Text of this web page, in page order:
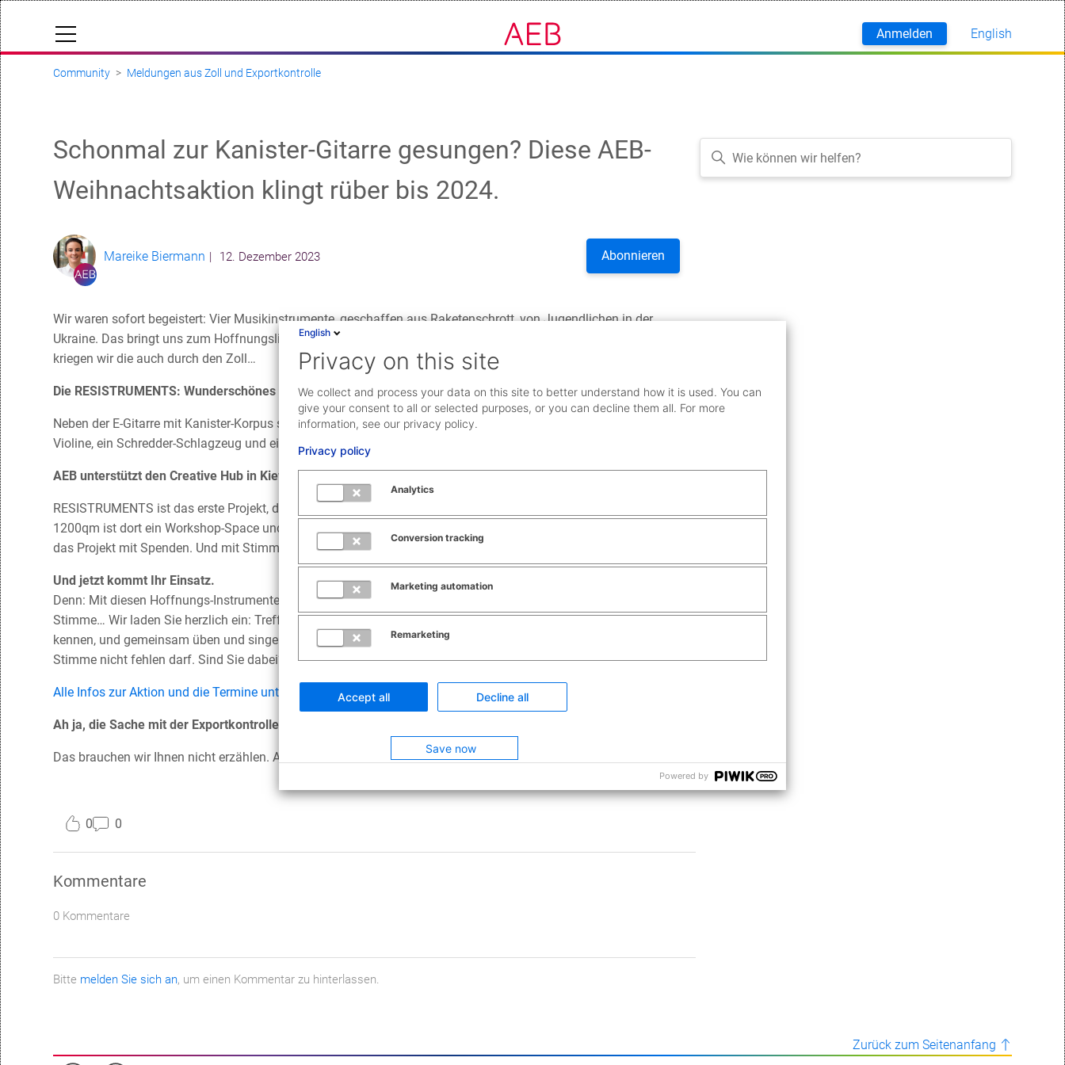
Anmelden
Deutsch
English
Cloud Status
Help Center
Dokumentation & Downloads
API-Dokumentation
Anfrage einreichen
aeb.com
Community Meldungen aus Zoll und Exportkontrolle
Schonmal zur Kanister-Gitarre gesungen? Diese AEB-
Weihnachtsaktion klingt rüber bis 2024.
Mareike Biermann 12. Dezember 2023
2 Personen folgen
Wir waren sofort begeistert: Vier Musikinstrumente, geschaffen aus Raketenschrott, von Jugendlichen in der
Ukraine. Das bringt uns zum Hoffnungslieder-Singen – und wir laden Sie gleich dazu ein. Und hoffentlich
kriegen wir die auch durch den Zoll…
Die RESISTRUMENTS: Wunderschönes aus Waffenschrott.
Neben der E-Gitarre mit Kanister-Korpus sind bei dem ARTHELPS-Projekt im Oktober 2023 noch eine Stahl-
Violine, ein Schredder-Schlagzeug und ein Raketen-Cello entstanden.
AEB unterstützt den Creative Hub in Kiew.
RESISTRUMENTS ist das erste Projekt, das am entstehenden Creative Hub in Kiew umgesetzt wurde. Auf über
1200qm ist dort ein Workshop-Space und Kunsttherapie-Ausbildungszentrum im Aufbau. Und AEB unterstützt
das Projekt mit Spenden. Und mit Stimmen.
Und jetzt kommt Ihr Einsatz.
Denn: Mit diesen Hoffnungs-Instrumenten stimmen wir eine Hoffnungs-Hymne an. Und dazu brauchen wir Ihre
Stimme… Wir laden Sie herzlich ein: Treffen Sie sich mit vielen anderen, lernen Sie die RESISTRUMENTS live
kennen, und gemeinsam üben und singen wir dann den Song der Hoffnung. Es entsteht ein Video, bei dem Ihre
Stimme nicht fehlen darf. Sind Sie dabei?
Alle Infos zur Aktion und die Termine unter aeb.com/sing
Ah ja, die Sache mit der Exportkontrolle…
Das brauchen wir Ihnen nicht erzählen. Aber seien Sie sicher: Das haben wir alles sorgfältig geprüft.
0 0
Kommentare
0 Kommentare
Bitte melden Sie sich an, um einen Kommentar zu hinterlassen.
Zurück zum Seitenanfang
English
Privacy on this site
We collect and process your data on this site to better understand how it is used. You can
give your consent to all or selected purposes, or you can decline them all. For more
information, see our privacy policy.
Privacy policy
Analytics
Conversion tracking
Marketing automation
Remarketing
Accept all Decline all
Save now
Powered by